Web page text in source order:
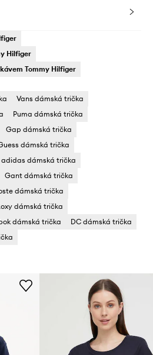
Hilfiger
Tommy Hilfiger
Vans dámská trička
Puma dámská trička
Gap dámská trička
dámská trička
adidas dámská trička
Gant dámská trička
dámská trička
dámská trička
dámská trička
DC dámská trička